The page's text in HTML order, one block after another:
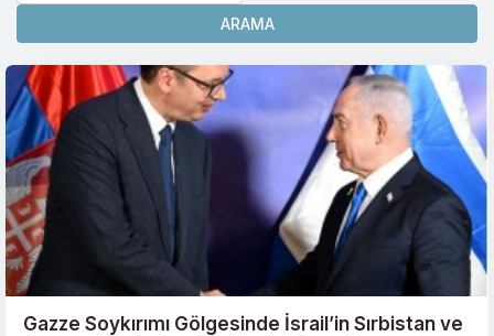
ARAMA
Gazze Soykırımı Gölgesinde İsrail’in Sırbistan ve